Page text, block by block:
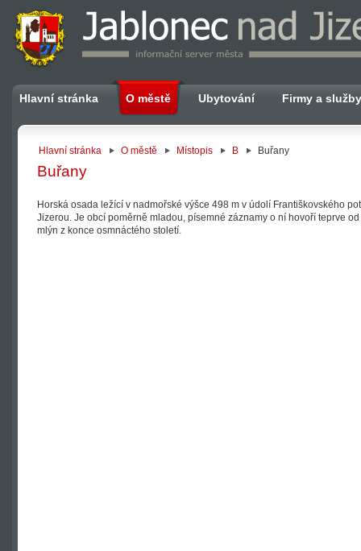
Hlavní stránka O městě Ubytování Firmy a služby
Hlavní stránka O městě Místopis B Buřany
Buřany
Horská osada ležící v nadmořské výšce 498 m v údolí Františkovského
Jizerou. Je obcí poměrně mladou, písemné záznamy o ní hovoří teprve
mlýn z konce osmnáctého století.